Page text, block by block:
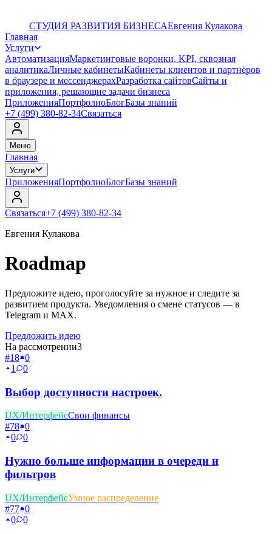
СТУДИЯ РАЗВИТИЯ БИЗНЕСАЕвгения Кулакова
Главная
Услуги
АвтоматизацияМаркетинговые воронки, KPI, сквозная
аналитикаЛичные кабинетыКабинеты клиентов и партнёров
в браузере и мессенджерахРазработка сайтовСайты и
приложения, решающие задачи бизнеса
ПриложенияПортфолиоБлогБазы знаний
+7 (499) 380-82-34Связаться
Меню
Главная
Услуги
ПриложенияПортфолиоБлогБазы знаний
Связаться+7 (499) 380-82-34
Евгения Кулакова
Roadmap
Предложите идею, проголосуйте за нужное и следите за
развитием продукта. Уведомления о смене статусов — в
Telegram и MAX.
Предложить идею
На рассмотрении3
#18 0
1
0
Выбор доступности настроек.
UX/ИнтерфейсСвои финансы
#78 0
0
0
Нужно больше информации в очереди и
фильтров
UX/ИнтерфейсУмное распределение
#77 0
0
0